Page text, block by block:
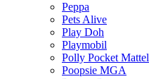
Peppa
Pets Alive
Play Doh
Playmobil
Polly Pocket Mattel
Poopsie MGA